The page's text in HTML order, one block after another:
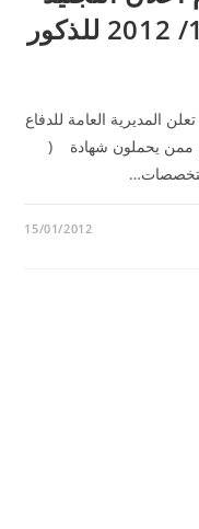
في الدفاع المدني شهر 1/ 2012 للذكور
المديرية العامة للدفاع
ممن يحملون شهادة (
15/01/2012